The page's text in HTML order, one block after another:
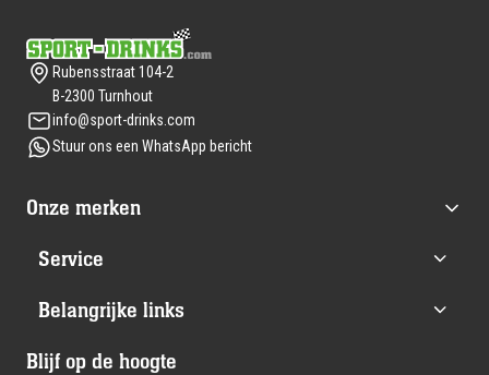
Rubensstraat 104-2
B-2300 Turnhout
info@sport-drinks.com
Stuur ons een WhatsApp bericht
Onze merken
Service
Belangrijke links
Blijf op de hoogte